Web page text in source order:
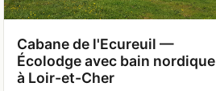
Cabane de l'Ecureuil —
Écolodge avec bain nordique
à Loir-et-Cher